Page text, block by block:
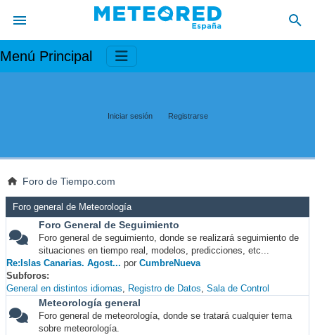
Menú Principal
Iniciar sesión Registrarse
Foro de Tiempo.com
Foro general de Meteorología
Foro General de Seguimiento
Foro general de seguimiento, donde se realizará seguimiento de
situaciones en tiempo real, modelos, predicciones, etc...
Re:Islas Canarias. Agost... por CumbreNueva
Subforos
General en distintos idiomas
Registro de Datos Sala de Control
Meteorología general
Foro general de meteorología, donde se tratará cualquier tema
sobre meteorología.